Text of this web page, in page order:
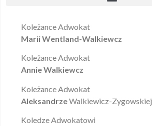
Koleżance Adwokat
Marii Wentland-Walkiewcz
Koleżance Adwokat
Annie Walkiewcz
Koleżance Adwokat
AleksandrzeWalkiewicz-Zygowskiej
Koledze Adwokatowi